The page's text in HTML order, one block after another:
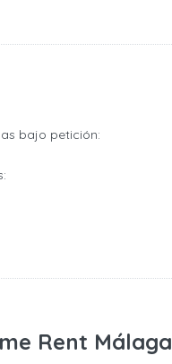
bajo petición:
Rent Málaga